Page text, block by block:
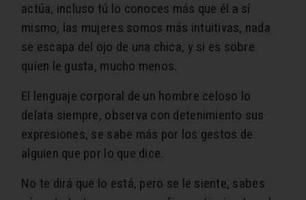
actúa, incluso tú lo conoces más que él a sí
mismo, las mujeres somos más intuitivas, nada
se escapa del ojo de una chica, y si es sobre
quien le gusta, mucho menos.
El lenguaje corporal de un hombre celoso lo
delata siempre, observa con detenimiento sus
expresiones, se sabe más por los gestos de
alguien que por lo que dice.
No te dirá que lo está, pero se le siente, sabes